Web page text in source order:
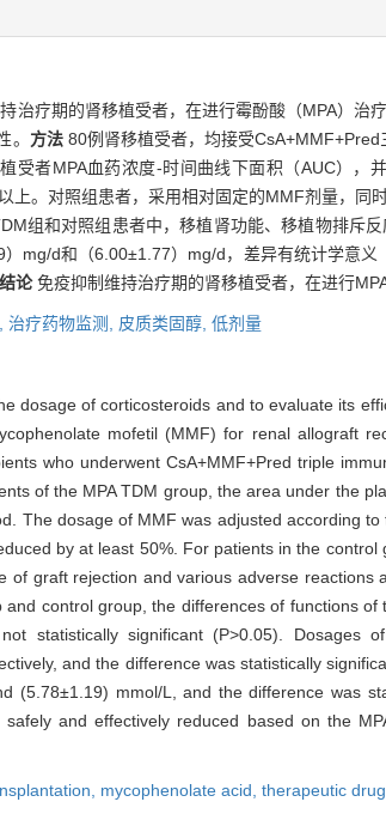
治疗期的肾移植受者，在进行霉酚酸（MPA）
。 方法 80例肾移植受者，均接受
受者MPA血药浓度-时间曲线下面积（AUC），
上。对照组患者，采用相对固定的MMF剂量，
组和对照组患者中，移植肾功能、移植物排斥
mg/d和（6.00±1.77）mg/d，差异有统计学意
结论免疫抑制维持治疗期的肾移植受者，在进行
治疗药物监测, 皮质类固醇, 低剂量
dosage of corticosteroids and to evaluate its
mofetil (MMF) for renal allograft
who underwent CsA+MMF+Pred triple
of the MPA TDM group, the area under the
The dosage of MMF was adjusted according
by at least 50%. For patients in the
of graft rejection and various adverse
and control group, the differences of functions
statistically significant (P>0.05).
and the difference was statistically
(5.78±1.19) mmol/L, and the difference was
and effectively reduced based on the
mycophenolate acid, therapeutic